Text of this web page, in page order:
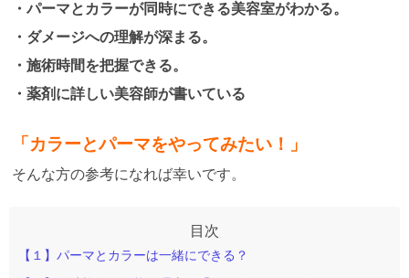
・パーマとカラーが同時にできる美容室がわかる。
・ダメージへの理解が深まる。
・施術時間を把握できる。
・薬剤に詳しい美容師が書いている
「カラーとパーマをやってみたい！」
そんな方の参考になれば幸いです。
【１】パーマとカラーは一緒にできる？